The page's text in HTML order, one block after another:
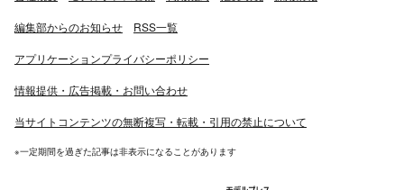
編集部からのお知らせ RSS一覧
アプリケーションプライバシーポリシー
情報提供・広告掲載・お問い合わせ
当サイトコンテンツの無断複写・転載・引用の禁止について
※一定期間を過ぎた記事は非表示になることがあります